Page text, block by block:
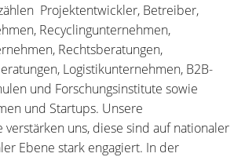
Projektentwickler, Betreiber,
Recyclingunternehmen,
Rechtsberatungen,
Logistikunternehmen, B2B-
und Forschungsinstitute sowie
und Startups. Unsere
verstärken uns, diese sind auf nationaler
Ebene stark engagiert. In der